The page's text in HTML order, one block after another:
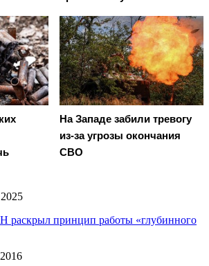
На Западе забили тревогу
из-за угрозы окончания
СВО
раскрыл принцип работы «глубинного